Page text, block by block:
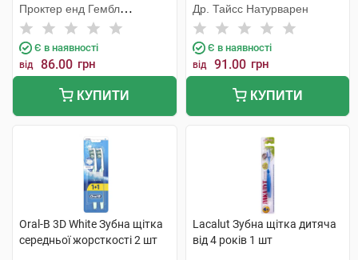
Проктер енд Гембл
Меньюфекчурінг
Є в наявності
від 86.00 грн
КУПИТИ
Др. Тайсс Натурварен
Є в наявності
від 91.00 грн
КУПИТИ
Oral-B 3D White Зубна щітка
середньої жорсткості 2 шт
Lacalut Зубна щітка дитяча
від 4 років 1 шт